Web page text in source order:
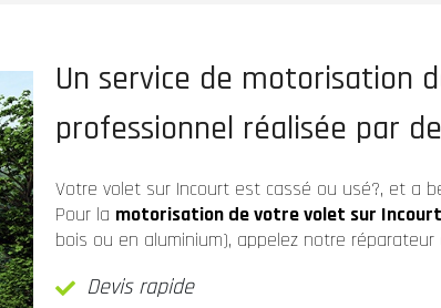
Un service de motorisation
professionnel réalisée par
Votre volet sur Incourt est cassé ou usé?, et a
Pour la motorisation de votre volet sur Incourt
bois ou en aluminium), appelez notre
Devis rapide